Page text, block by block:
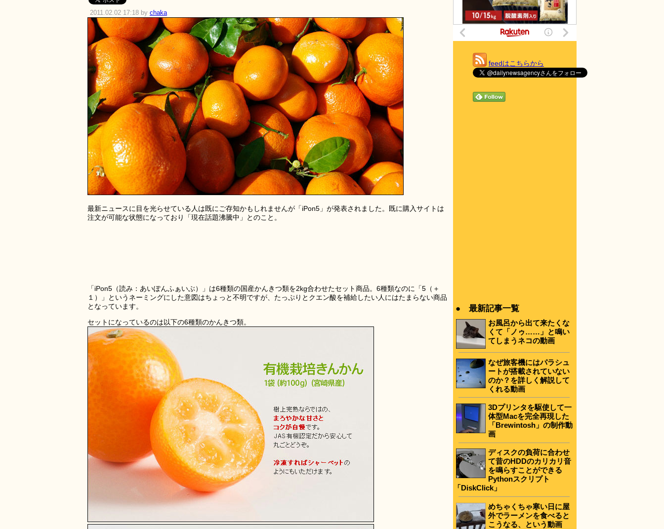
2011.02.02 17:18 by chaka
最新ニュースに目を光らせている人は既にご存知かもしれませんが「iPon5」が発表されました。既に購入サイトは
注文が可能な状態になっており「現在話題沸騰中」とのこと。
「iPon5（読み：あいぽんふぁいぶ）」は6種類の国産かんきつ類を2kg合わせたセット商品。6種類なのに「5（＋
１）」というネーミングにした意図はちょっと不明ですが、たっぷりとクエン酸を補給したい人にはたまらない商品
となっています。
セットになっているのは以下の6種類のかんきつ類。
feedはこちらから
● 最新記事一覧
お風呂から出て来たくな
くて「ノゥ……」と鳴い
てしまうネコの動画
なぜ旅客機にはパラシュ
ートが搭載されていない
のか？を詳しく解説して
くれる動画
3Dプリンタを駆使して一
体型Macを完全再現した
「Brewintosh」の制作動
画
ディスクの負荷に合わせ
て昔のHDDのカリカリ音
を鳴らすことができる
Pythonスクリプト
「DiskClick」
めちゃくちゃ寒い日に屋
外でラーメンを食べると
こうなる、という動画